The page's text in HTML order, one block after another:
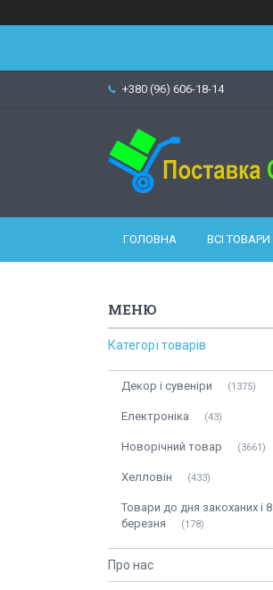
+380 (96) 606-18-14
ГОЛОВНА ВСІ ТОВАРИ
Категорї товарів
Декор і сувеніри 1375
Електроніка 43
Новорічний товар 3661
Хелловін 433
Товари до дня закоханих і 8
березня
178
Про нас